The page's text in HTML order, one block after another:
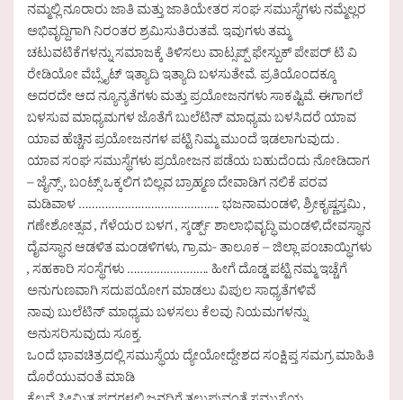
ನಮ್ಮಲ್ಲಿ ನೂರಾರು ಜಾತಿ ಮತ್ತು ಜಾತಿಯೇತರ ಸಂಘ ಸಮುಸ್ಥೆಗಳು ನಮ್ಮೆಲ್ಲರ
ಅಭಿವೃದ್ದಿಗಾಗಿ ನಿರಂತರ ಶ್ರಮಿಸುತಿರುತವೆ. ಇವುಗಳು ತಮ್ಮ
ಚಟುವಟಿಕೆಗಳನ್ನು ಸಮಾಜಕ್ಕೆ ತಿಳಿಸಲು ವಾಟ್ಸಪ್ಪ್ ಫೇಸ್ಬುಕ್ ಪೇಪರ್ ಟಿ ವಿ
ರೇಡಿಯೋ ವೆಬ್ಸೈಟ್ ಇತ್ಯಾದಿ ಇತ್ಯಾದಿ ಬಳಸುತೇವೆ. ಪ್ರತಿಯೊಂದಕ್ಕೂ
ಅದರದೇ ಆದ ನ್ಯೂನ್ಯತೆಗಳು ಮತ್ತು ಪ್ರಯೋಜನಗಳು ಸಾಕಷ್ಟಿವೆ. ಈಗಾಗಲೆ
ಬಳಸುವ ಮಾಧ್ಯಮಗಳ ಜೊತೆಗೆ ಬುಲೆಟಿನ್ ಮಾಧ್ಯಮ ಬಳಸಿದರೆ ಯಾವ
ಯಾವ ಹೆಚ್ಚಿನ ಪ್ರಯೋಜನಗಳ ಪಟ್ಟಿ ನಿಮ್ಮ ಮುಂದೆ ಇಡಲಾಗುವುದು .
ಯಾವ ಸಂಘ ಸಮುಸ್ಥೆಗಳು ಪ್ರಯೋಜನ ಪಡೆಯ ಬಹುದೆಂದು ನೋಡಿದಾಗ
– ಜೈನ್ಸ್ , ಬಂಟ್ಸ್ ಒಕ್ಕಲಿಗ ಬಿಲ್ಲವ ಬ್ರಾಹ್ಮಣ ದೇವಾಡಿಗ ನಲಿಕೆ ಪರವ
ಮಡಿವಾಳ ……………………………………. ಭಜನಾಮಂಡಳಿ, ಶ್ರೀಕೃಷ್ಣಸ್ತಮಿ ,
ಗಣೇಶೋತ್ಸವ , ಗೆಳೆಯರ ಬಳಗ , ಸ್ಕರ್ಡ್ಪ್ ಶಾಲಾಭಿವೃದ್ಧಿ ಮಂಡಳಿ,ದೇವಸ್ಥಾನ
ದೈವಸ್ಥಾನ ಆಡಳಿತ ಮಂಡಳಿಗಳು, ಗ್ರಾಮ- ತಾಲೂಕ – ಜಿಲ್ಲಾ ಪಂಚಾಯ್ಥಿಗಳು
, ಸಹಕಾರಿ ಸಂಸ್ಥೆಗಳು ……………………. ಹೀಗೆ ದೊಡ್ಡ ಪಟ್ಟಿ ನಮ್ಮ ಇಚ್ಚೆಗೆ
ಅನುಗುಣವಾಗಿ ಸದುಪಯೋಗ ಮಾಡಲು ವಿಪುಲ ಸಾಧ್ಯತೆಗಳಿವೆ
ನಾವು ಬುಲೆಟಿನ್ ಮಾಧ್ಯಮ ಬಳಸಲು ಕೆಲವು ನಿಯಮಗಳನ್ನು
ಅನುಸರಿಸುವುದು ಸೂಕ್ತ.
ಒಂದೆ ಭಾವಚಿತ್ರದಲ್ಲಿ ಸಮುಸ್ಥೆಯ ದ್ಯೇಯೋದ್ದೇಶದ ಸಂಕ್ಷಿಪ್ತ ಸಮಗ್ರ ಮಾಹಿತಿ
ದೊರೆಯುವಂತೆ ಮಾಡಿ